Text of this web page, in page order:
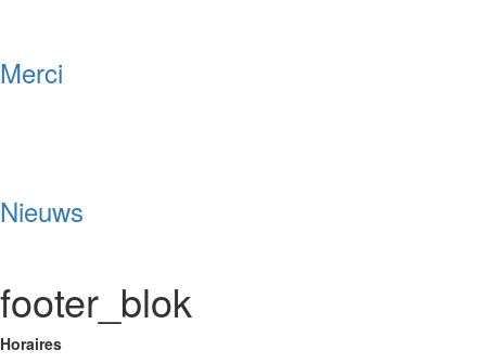
Merci
Nieuws
footer_blok
Horaires